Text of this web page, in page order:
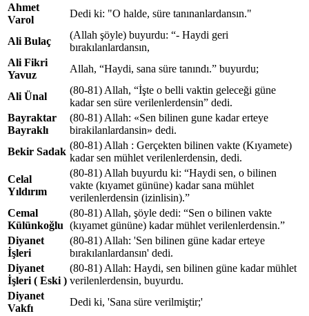
Ahmet
Varol
Dedi ki: "O halde, süre tanınanlardansın."
Ali Bulaç
(Allah şöyle) buyurdu: “- Haydi geri
bırakılanlardansın,
Ali Fikri
Yavuz
Allah, “Haydi, sana süre tanındı.” buyurdu;
Ali Ünal
(80-81) Allah, “İşte o belli vaktin geleceği güne
kadar sen süre verilenlerdensin” dedi.
Bayraktar
Bayraklı
(80-81) Allah: «Sen bilinen gune kadar erteye
birakilanlardansin» dedi.
Bekir Sadak
(80-81) Allah : Gerçekten bilinen vakte (Kıyamete)
kadar sen mühlet verilenlerdensin, dedi.
Celal
Yıldırım
(80-81) Allah buyurdu ki: “Haydi sen, o bilinen
vakte (kıyamet gününe) kadar sana mühlet
verilenlerdensin (izinlisin).”
Cemal
Külünkoğlu
(80-81) Allah, şöyle dedi: “Sen o bilinen vakte
(kıyamet gününe) kadar mühlet verilenlerdensin.”
Diyanet
İşleri
(80-81) Allah: 'Sen bilinen güne kadar erteye
bırakılanlardansın' dedi.
Diyanet
İşleri ( Eski )
(80-81) Allah: Haydi, sen bilinen güne kadar mühlet
verilenlerdensin, buyurdu.
Diyanet
Vakfı
Dedi ki, 'Sana süre verilmiştir;'